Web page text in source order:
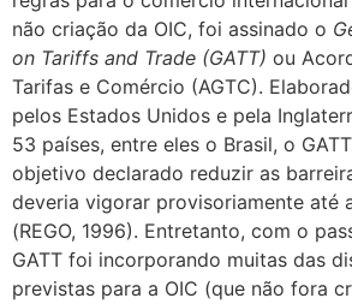
não criação da OIC, foi assinado o
on Tariffs and Trade (GATT) ou
Tarifas e Comércio (AGTC).
pelos Estados Unidos e pela
53 países, entre eles o Brasil, o
objetivo declarado reduzir as
deveria vigorar provisoriamente até
(REGO, 1996). Entretanto, com o
GATT foi incorporando muitas das
previstas para a OIC (que não fora